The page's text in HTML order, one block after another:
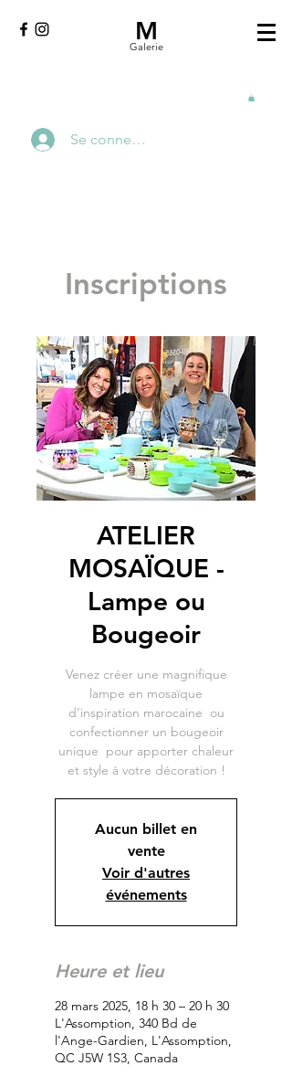
M
Galerie
Se connecter
Inscriptions
ATELIER
MOSAÏQUE -
Lampe ou
Bougeoir
Venez créer une magnifique
lampe en mosaïque
d’inspiration marocaine ou
confectionner un bougeoir
unique pour apporter chaleur
et style à votre décoration !
Aucun billet en
vente
Voir d'autres
événements
Heure et lieu
28 mars 2025, 18 h 30 – 20 h 30
L'Assomption, 340 Bd de
l'Ange-Gardien, L'Assomption,
QC J5W 1S3, Canada